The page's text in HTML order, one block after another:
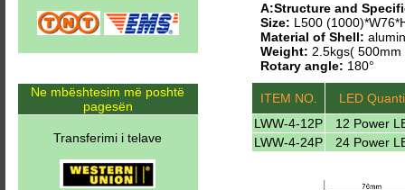
A:Structure and
Size: L500
Material of Shell:
Weight: 2.5kgs(
Rotary angle: 180°
ITEM NO.
LED
LWW-4-12P
12 Power
LWW-4-24P
24 Power
Ne mbështesim më poshtë
pagesën
Transferimi i telave